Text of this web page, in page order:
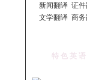
新闻翻译 证
文学翻译 商
特 色 英